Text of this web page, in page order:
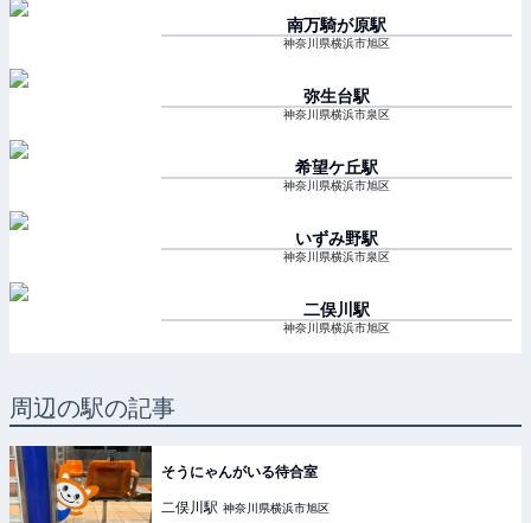
南万騎が原駅
神奈川県横浜市旭区
弥生台駅
神奈川県横浜市泉区
希望ケ丘駅
神奈川県横浜市旭区
いずみ野駅
神奈川県横浜市泉区
二俣川 駅
神奈川県横浜市旭区
周辺の駅の記事
そうにゃんがいる待合室
二俣川駅 神奈川県横浜市旭区